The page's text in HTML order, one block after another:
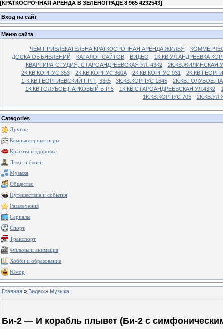
[КРАТКОСРОЧНАЯ АРЕНДА В ЗЕЛЕНОГРАДЕ 8 965 4232543]
Вход на сайт
Меню сайта
ЧЕМ ПРИВЛЕКАТЕЛЬНА КРАТКОСРОЧНАЯ АРЕНДА ЖИЛЬЯ
ДОСКА ОБЪЯВЛЕНИЙ
КАТАЛОГ САЙТОВ ВИДЕО
1К.КВ.УЛ.АНДРЕЕВКА
КВАРТИРА-СТУДИЯ, СТАРОАНДРЕЕВСКАЯ УЛ. 43К2
2К.КВ.ЖИЛИНСКАЯ
2К.КВ.КОРПУС 353
2К.КВ.КОРПУС 360А 2К.КВ.КОРПУС 931
1-К.КВ.ГЕОРГИЕВСКИЙ ПР-Т, 33к5
3К.КВ.КОРПУС 1645
1К.КВ.ГОЛУБОЕ,ПАРКОВЫЙ Б-Р. 5
1К.КВ.СТАРОАНДРЕЕВСКАЯ УЛ.43К2
1К.КВ.КОРПУС 705
Categories
Другое
Компьютерные игры
Красота и здоровье
Люди и блоги
Музыка
Общество
Путешествия и события
Развлечения
Сериалы
Спорт
Транспорт
Фильмы и анимация
Хобби и образование
Юмор
Главная » Видео » Музыка
Би-2 — И корабль плывет (Би-2 с